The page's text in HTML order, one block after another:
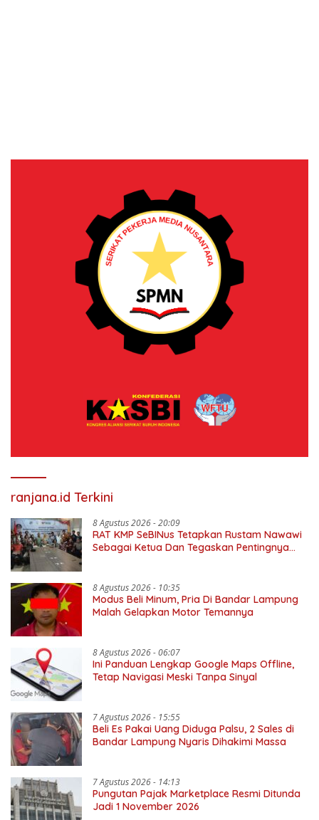
ranjana.id Terkini
8 Agustus 2026 - 20:09
RAT KMP SeBINus Tetapkan Rustam Nawawi
Sebagai Ketua Dan Tegaskan Pentingnya
8 Agustus 2026 - 10:35
Modus Beli Minum, Pria Di Bandar Lampung
Malah Gelapkan Motor Temannya
8 Agustus 2026 - 06:07
Ini Panduan Lengkap Google Maps Offline,
Tetap Navigasi Meski Tanpa Sinyal
7 Agustus 2026 - 15:55
Beli Es Pakai Uang Diduga Palsu, 2 Sales di
Bandar Lampung Nyaris Dihakimi Massa
7 Agustus 2026 - 14:13
Pungutan Pajak Marketplace Resmi Ditunda
Jadi 1 November 2026